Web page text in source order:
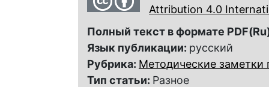
Attribution 4.0
Полный текст в формате
Язык публикации: русский
Рубрика: Методические заметки
Тип статьи: Разное